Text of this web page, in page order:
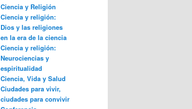
Ciencia y Religión
Ciencia y religión:
Dios y las religiones
en la era de la ciencia
Ciencia y religión:
Neurociencias y
espiritualidad
Ciencia, Vida y Salud
Ciudades para vivir,
ciudades para convivir